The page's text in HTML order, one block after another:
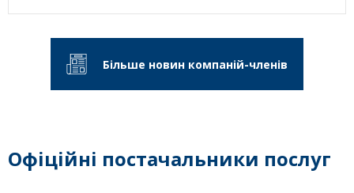
Більше новин компаній-членів
Офіційні постачальники послуг